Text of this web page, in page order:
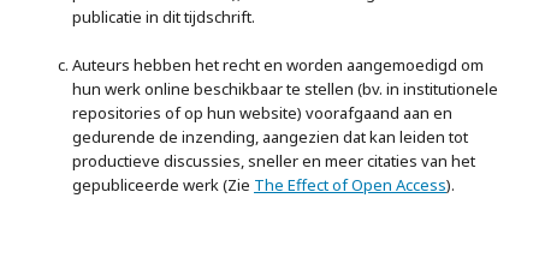
publicatie in dit tijdschrift.
Auteurs hebben het recht en worden aangemoedigd om
hun werk online beschikbaar te stellen (bv. in institutionele
repositories of op hun website) voorafgaand aan en
gedurende de inzending, aangezien dat kan leiden tot
productieve discussies, sneller en meer citaties van het
gepubliceerde werk (Zie The Effect of Open Access).